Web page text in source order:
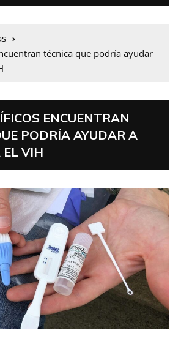
técnica que podría ayudar
ENCUENTRAN
PODRÍA AYUDAR A
EL VIH